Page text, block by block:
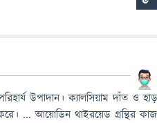
উপাদান। ক্যালসিয়াম দাঁত ও
... আয়োডিন থাইরয়েড গ্রন্থির কাজ